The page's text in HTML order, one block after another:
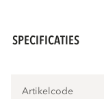
SPECIFICATIES
Artikelcode